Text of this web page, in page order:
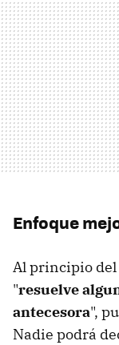
Enfoque
Al principio del
"resuelve
antecesora",
Nadie podrá